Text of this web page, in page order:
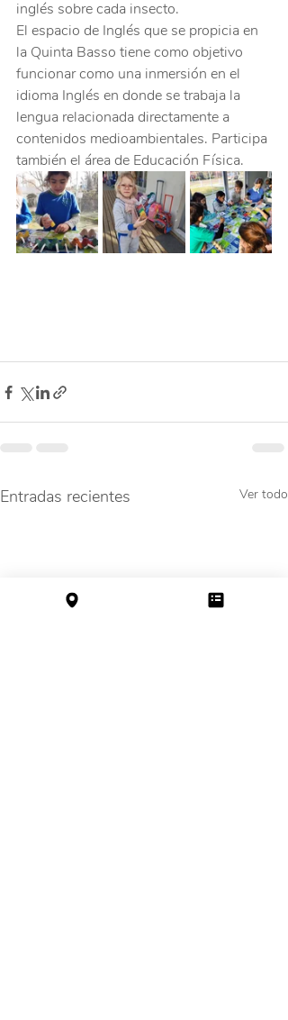
inglés sobre cada insecto.
El espacio de Inglés que se propicia en
la Quinta Basso tiene como objetivo
funcionar como una inmersión en el
idioma Inglés en donde se trabaja la
lengua relacionada directamente a
contenidos medioambientales. Participa
también el área de Educación Física.
Entradas recientes Ver todo